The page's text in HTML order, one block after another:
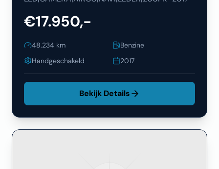
€17.950,-
48.234 km
Benzine
Handgeschakeld
2017
Bekijk Details